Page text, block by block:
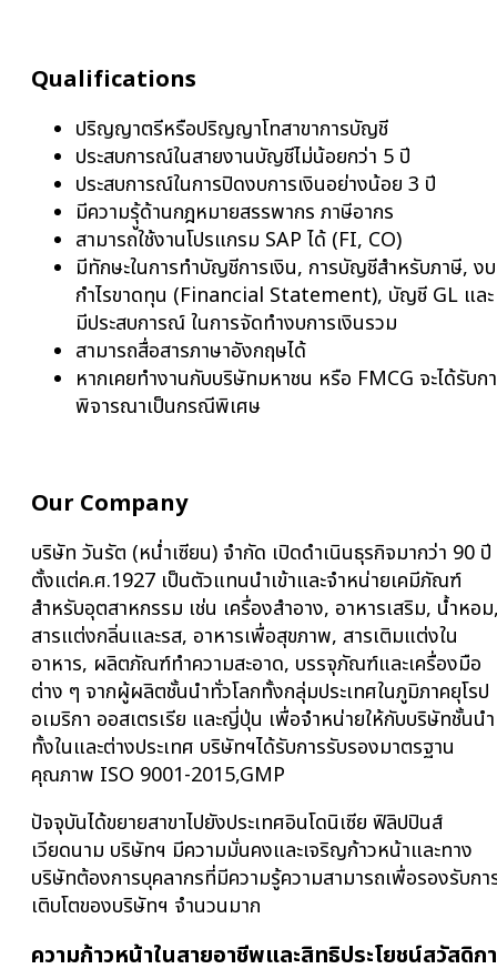
Qualifications
ปริญญาตรีหรือปริญญาโทสาขาการบัญชี
ประสบการณ์ในสายงานบัญชีไม่น้อยกว่า 5 ปี
ประสบการณ์ในการปิดงบการเงินอย่างน้อย 3 ปี
มีความรุู้ด้านกฎหมายสรรพากร ภาษีอากร
สามารถใช้งานโปรแกรม SAP ได้ (FI, CO)
มีทักษะในการทำบัญชีการเงิน, การบัญชีสำหรับภาษี, งบ
กำไรขาดทุน (Financial Statement), บัญชี GL และ
มีประสบการณ์ ในการจัดทำงบการเงินรวม
สามารถสื่อสารภาษาอังกฤษได้
หากเคยทำงานกับบริษัทมหาชน หรือ FMCG จะได้รับก
พิจารณาเป็นกรณีพิเศษ
Our Company
บริษัท วันรัต (หน่ำเซียน) จำกัด เปิดดำเนินธุรกิจมากว่า 90 ปี
ตั้งแต่ค.ศ.1927 เป็นตัวแทนนำเข้าและจำหน่ายเคมีภัณฑ์
สำหรับอุตสาหกรรม เช่น เครื่องสำอาง, อาหารเสริม, น้ำหอ
สารแต่งกลิ่นและรส, อาหารเพื่อสุขภาพ, สารเติมแต่งใน
อาหาร, ผลิตภัณฑ์ทำความสะอาด, บรรจุภัณฑ์และเครื่องมือ
ต่าง ๆ จากผู้ผลิตชั้นนำทั่วโลกทั้งกลุ่มประเทศในภูมิภาคยุโรป
อเมริกา ออสเตรเรีย และญี่ปุ่น เพื่อจำหน่ายให้กับบริษัทชั้นนำ
ทั้งในและต่างประเทศ บริษัทฯได้รับการรับรองมาตรฐาน
คุณภาพ ISO 9001-2015,GMP
ปัจจุบันได้ขยายสาขาไปยังประเทศอินโดนิเซีย ฟิลิปปินส์
เวียดนาม บริษัทฯ มีความมั่นคงและเจริญก้าวหน้าและทาง
บริษัทต้องการบุคลากรที่มีความรู้ความสามารถเพื่อรองรับกา
เติบโตของบริษัทฯ จำนวนมาก
ความก้าวหน้าในสายอาชีพและสิทธิประโยชน์สวัสดิก